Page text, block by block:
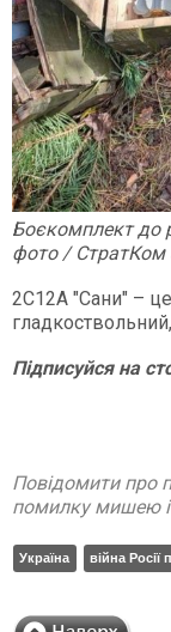
Боєкомплект до
фото / СтратКом
2С12А "Сани" –
Підписуйся на
Повідомити про
помилку мишею і
Україна війна Росії